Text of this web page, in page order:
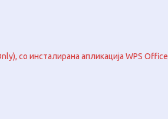
со инсталирана апликација WPS Office